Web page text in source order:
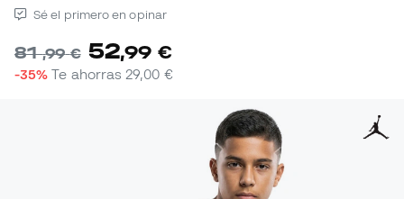
Sé el primero en opinar
81,99 € 52,99 €
-35% Te ahorras 29,00 €